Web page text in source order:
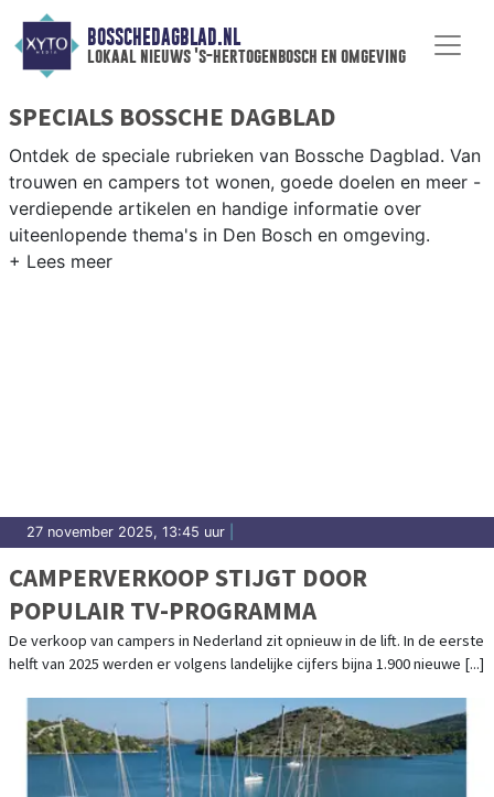
BOSSCHEDAGBLAD.NL
lokaal nieuws 's-hertogenbosch en omgeving
SPECIALS BOSSCHE DAGBLAD
Ontdek de speciale rubrieken van Bossche Dagblad. Van
trouwen en campers tot wonen, goede doelen en meer -
verdiepende artikelen en handige informatie over
uiteenlopende thema's in Den Bosch en omgeving.
27 november 2025, 13:45 uur
CAMPERVERKOOP STIJGT DOOR
POPULAIR TV-PROGRAMMA
De verkoop van campers in Nederland zit opnieuw in de lift. In de eerste
helft van 2025 werden er volgens landelijke cijfers bijna 1.900 nieuwe [...]